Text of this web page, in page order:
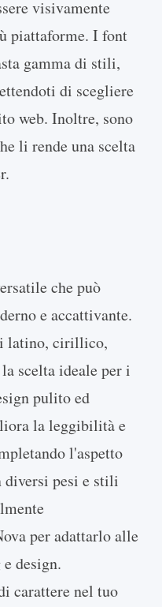
visivamente
piattaforme. I font
gamma di stili,
di scegliere
web. Inoltre, sono
li rende una scelta
che può
e accattivante.
latino, cirillico,
scelta ideale per i
pulito ed
la leggibilità e
l'aspetto
diversi pesi e stili
per adattarlo alle
design.
carattere nel tuo